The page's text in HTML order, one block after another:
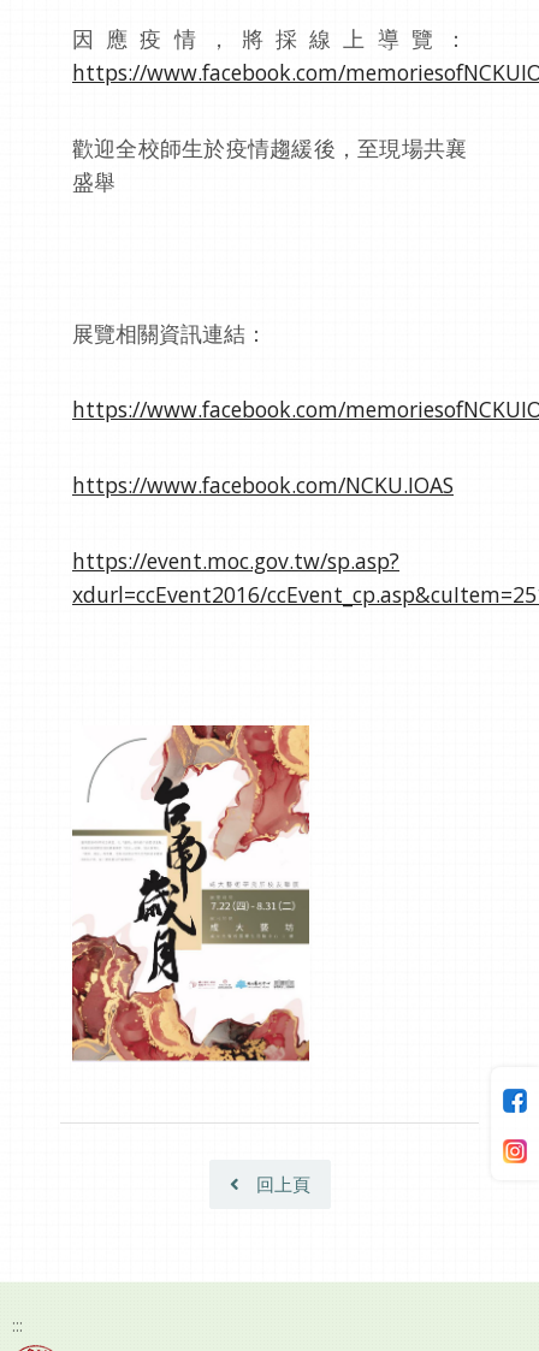
因應疫情，將採線上導覽：
https://www.facebook.com/
歡迎全校師生於疫情趨緩後，至現場共襄
盛舉
展覽相關資訊連結：
https://www.facebook.com/
https://www.facebook.com/NCKU.IOAS
https://event.moc.gov.tw/sp.asp?
xdurl=ccEvent2016/
回上頁
:::